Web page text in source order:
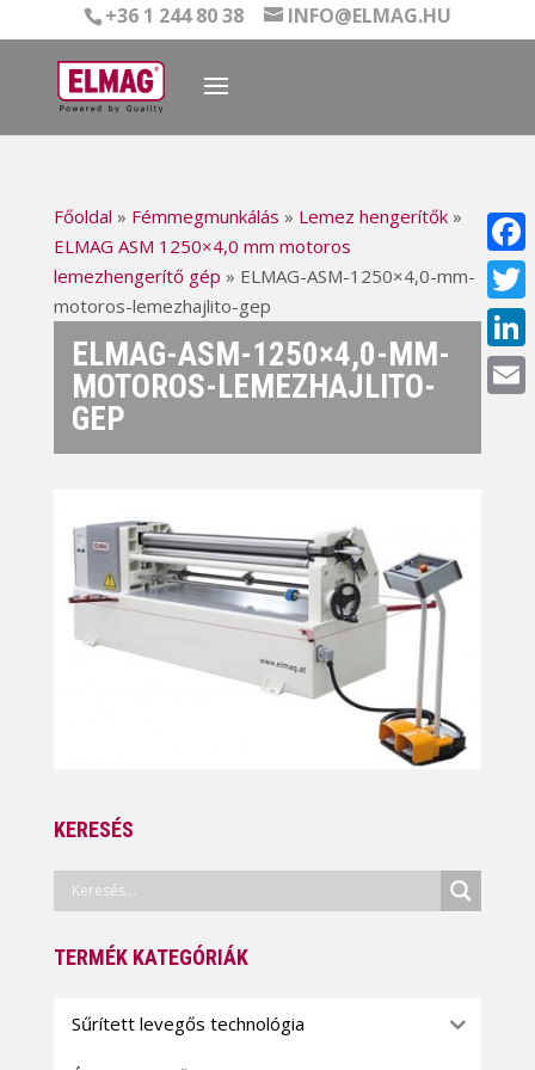
+36 1 244 80 38 INFO@ELMAG.HU
Főoldal » Fémmegmunkálás » Lemez hengerítők»
ELMAG ASM 1250×4,0 mm motoros
lemezhengerítő gép » ELMAG-ASM-1250×4,0-mm-
motoros-lemezhajlito-gep
ELMAG-ASM-1250×4,0-MM-
MOTOROS-LEMEZHAJLITO-
GEP
KERESÉS
TERMÉK KATEGÓRIÁK
Sűrített levegős technológia